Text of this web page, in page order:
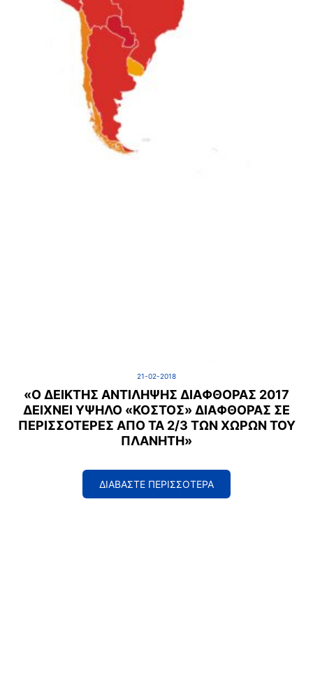
21-02-2018
«Ο ΔΕΊΚΤΗΣ ΑΝΤΊΛΗΨΗΣ ΔΙΑΦΘΟΡΆΣ 2017
ΔΕΊΧΝΕΙ ΥΨΗΛΌ «ΚΌΣΤΟΣ» ΔΙΑΦΘΟΡΆΣ ΣΕ
ΠΕΡΙΣΣΌΤΕΡΕΣ ΑΠΌ ΤΑ 2/3 ΤΩΝ ΧΩΡΏΝ ΤΟΥ
ΠΛΑΝΉΤΗ»
ΔΙΑΒΑΣΤΕ ΠΕΡΙΣΣΟΤΕΡΑ